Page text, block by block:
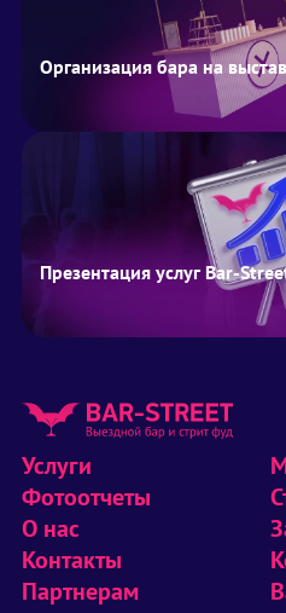
Организация бара на
Презентация услуг Bar-
Услуги
Фотоотчеты
О нас
Контакты
Партнерам